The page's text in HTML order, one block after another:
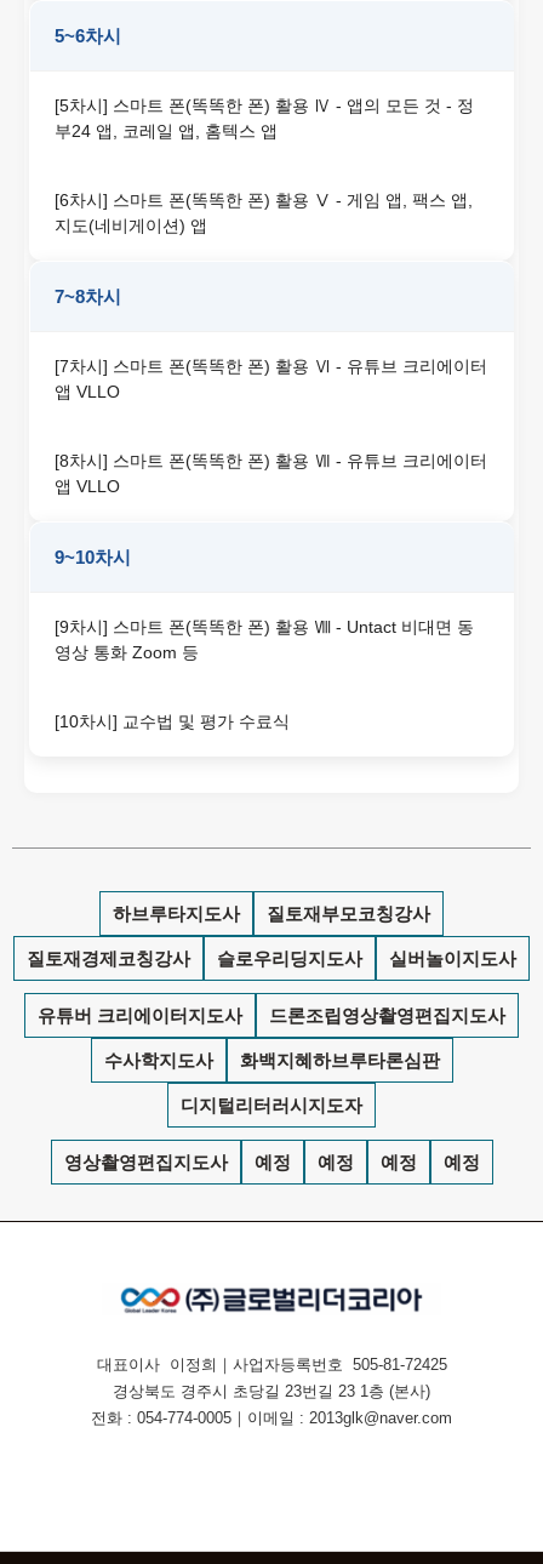
5~6차시
[5차시] 스마트 폰(똑똑한 폰) 활용 Ⅳ - 앱의 모든 것 - 정
부24 앱, 코레일 앱, 홈텍스 앱
[6차시] 스마트 폰(똑똑한 폰) 활용 Ⅴ - 게임 앱, 팩스 앱,
지도(네비게이션) 앱
7~8차시
[7차시] 스마트 폰(똑똑한 폰) 활용 Ⅵ - 유튜브 크리에이터
앱 VLLO
[8차시] 스마트 폰(똑똑한 폰) 활용 Ⅶ - 유튜브 크리에이터
앱 VLLO
9~10차시
[9차시] 스마트 폰(똑똑한 폰) 활용 Ⅷ - Untact 비대면 동
영상 통화 Zoom 등
[10차시] 교수법 및 평가 수료식
하브루타지도사 질토재부모코칭강사
질토재경제코칭강사 슬로우리딩지도사 실버놀이지도사
유튜버 크리에이터지도사 드론조립영상촬영편집지도사
수사학지도사 화백지혜하브루타론심판
디지털리터러시지도자
영상촬영편집지도사 예정 예정 예정 예정
대표이사 이정희｜사업자등록번호 505-81-72425
경상북도 경주시 초당길 23번길 23 1층 (본사)
전화 : 054-774-0005｜이메일 : 2013glk@naver.com